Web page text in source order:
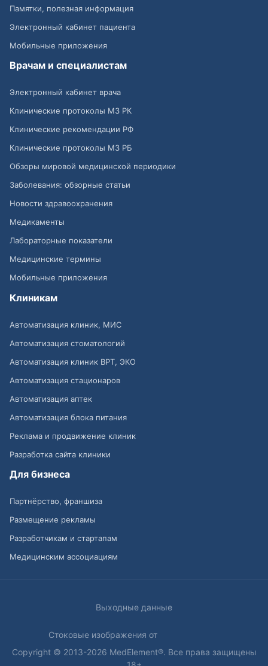
Памятки, полезная информация
Электронный кабинет пациента
Мобильные приложения
Врачам и специалистам
Электронный кабинет врача
Клинические протоколы МЗ РК
Клинические рекомендации РФ
Клинические протоколы МЗ РБ
Обзоры мировой медицинской периодики
Заболевания: обзорные статьи
Новости здравоохранения
Медикаменты
Лабораторные показатели
Медицинские термины
Мобильные приложения
Клиникам
Автоматизация клиник, МИС
Автоматизация стоматологий
Автоматизация клиник ВРТ, ЭКО
Автоматизация стационаров
Автоматизация аптек
Автоматизация блока питания
Реклама и продвижение клиник
Разработка сайта клиники
Для бизнеса
Партнёрство, франшиза
Размещение рекламы
Разработчикам и стартапам
Медицинским ассоциациям
Выходные данные
Стоковые изображения от
Copyright © 2013-2026 MedElement®. Все права защищены